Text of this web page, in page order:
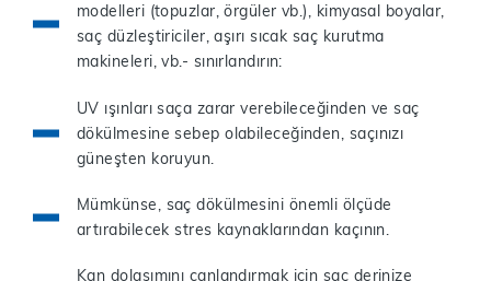
modelleri (topuzlar, örgüler vb.), kimyasal boyalar,
saç düzleştiriciler, aşırı sıcak saç kurutma
makineleri, vb.- sınırlandırın:
UV ışınları saça zarar verebileceğinden ve saç
dökülmesine sebep olabileceğinden, saçınızı
güneşten koruyun.
Mümkünse, saç dökülmesini önemli ölçüde
artırabilecek stres kaynaklarından kaçının.
Kan dolaşımını canlandırmak için saç derinize